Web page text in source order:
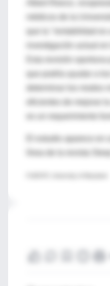
investigación actual
que podría ayudar a
es un requerimiento
El estudio aparece en